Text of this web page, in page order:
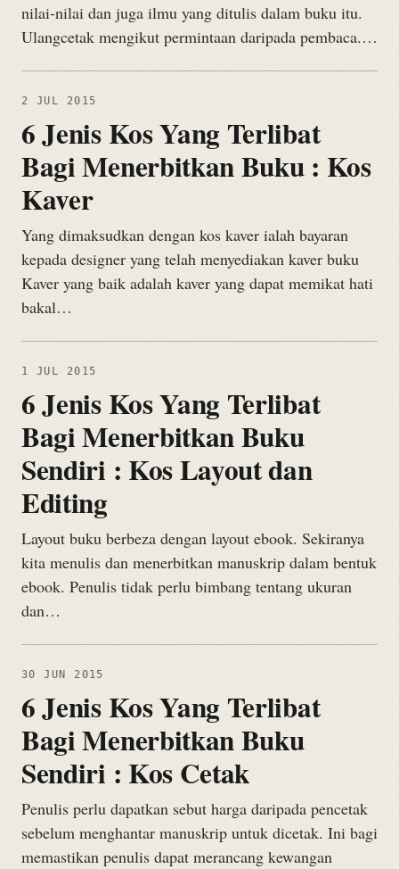
nilai-nilai dan juga ilmu yang ditulis dalam buku itu.
Ulangcetak mengikut permintaan daripada pembaca.…
2 JUL 2015
6 Jenis Kos Yang Terlibat
Bagi Menerbitkan Buku : Kos
Kaver
Yang dimaksudkan dengan kos kaver ialah bayaran
kepada designer yang telah menyediakan kaver buku
Kaver yang baik adalah kaver yang dapat memikat hati
bakal…
1 JUL 2015
6 Jenis Kos Yang Terlibat
Bagi Menerbitkan Buku
Sendiri : Kos Layout dan
Editing
Layout buku berbeza dengan layout ebook. Sekiranya
kita menulis dan menerbitkan manuskrip dalam bentuk
ebook. Penulis tidak perlu bimbang tentang ukuran
dan…
30 JUN 2015
6 Jenis Kos Yang Terlibat
Bagi Menerbitkan Buku
Sendiri : Kos Cetak
Penulis perlu dapatkan sebut harga daripada pencetak
sebelum menghantar manuskrip untuk dicetak. Ini bagi
memastikan penulis dapat merancang kewangan